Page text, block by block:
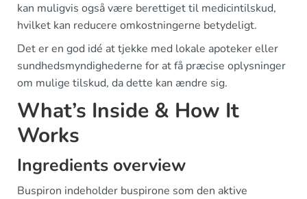
kan muligvis også være berettiget til medicintilskud,
hvilket kan reducere omkostningerne betydeligt.
Det er en god idé at tjekke med lokale apoteker eller
sundhedsmyndighederne for at få præcise oplysninger
om mulige tilskud, da dette kan ændre sig.
What’s Inside & How It
Works
Ingredients overview
Buspiron indeholder buspirone som den aktive